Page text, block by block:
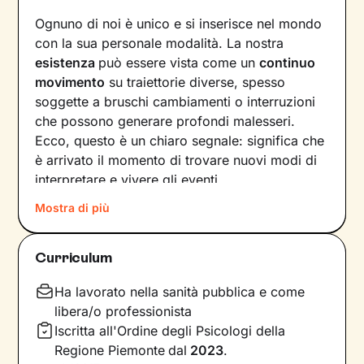
Ognuno di noi è unico e si inserisce nel mondo
con la sua personale modalità. La nostra
esistenza può essere vista come uncontinuo
movimento su traiettorie diverse, spesso
soggette a bruschi cambiamenti o interruzioni
che possono generare profondi malesseri.
Ecco, questo è un chiaro segnale: significa che
è arrivato il momento di trovare nuovi modi di
interpretare e vivere gli eventi.
Come farlo? Raccontando la nostra storia alla
ricerca di ciò che non ci rappresenta più, e
individuando
nuova strada che ci consente di affrontare
situazioni, relazioni ed emozioni in armonia con
i nostri bisogni e desideri più profondi.
Mostra di più
Curriculum
Ha lavorato nella sanità pubblica e come
libera/o professionista
Iscritta all'Ordine degli Psicologi della
Regione Piemonte dal 2023.